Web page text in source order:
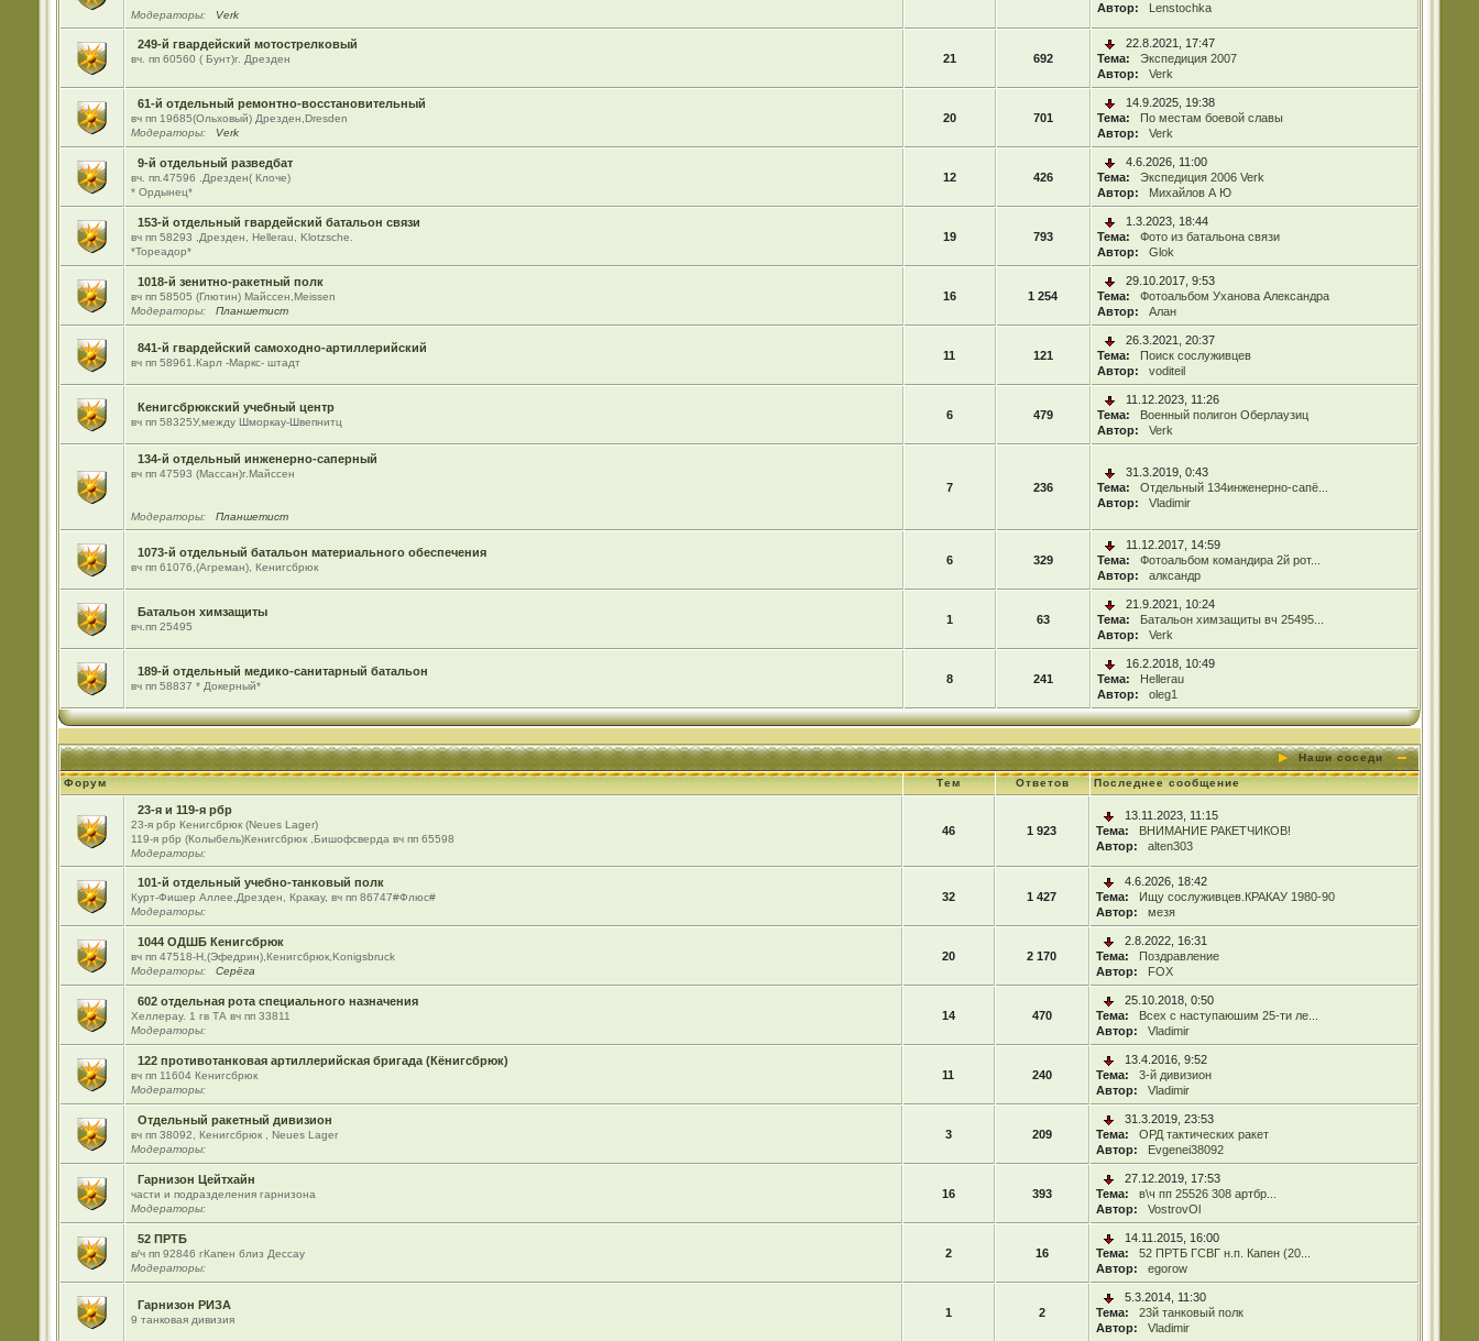
Модераторы: Verk
Автор:
Lenstochka
249-й гвардейский мотострелковый
вч. пп 60560 ( Бунт)г. Дрезден 21 692
22.8.2021, 17:47
Тема:
Экспедиция 2007
Автор:
Verk
61-й отдельный ремонтно-восстановительный
вч пп 19685(Ольховый) Дрезден,Dresden
Модераторы:
Verk
20 701
14.9.2025, 19:38
Тема:
По местам боевой славы
Автор:
Verk
9-й отдельный разведбат
вч. пп.47596 .Дрезден( Клоче)
* Ордынец*
12 426
4.6.2026, 11:00
Тема:
Экспедиция 2006 Verk
Автор:
Михайлов А Ю
153-й отдельный гвардейский батальон связи
вч пп 58293 ,Дрезден, Hellerau, Klotzsche.
*Тореадор*
19 793
1.3.2023, 18:44
Тема:
Фото из батальона связи
Автор:
Glok
1018-й зенитно-ракетный полк
вч пп 58505 (Глютин) Майсcен,Meissen
Модераторы:
Планшетист
16 1 254
29.10.2017, 9:53
Тема:
Фотоальбом Уханова Александра
Автор:
Алан
841-й гвардейский самоходно-артиллерийский
вч пп 58961.Карл -Маркс- штадт
11 121
26.3.2021, 20:37
Тема:
Поиск сослуживцев
Автор:
voditeil
Кенигсбрюкский учебный центр
вч пп 58325У,между Шморкау-Швепнитц
6 479
11.12.2023, 11:26
Тема:
Военный полигон Оберлаузиц
Автор:
Verk
134-й отдельный инженерно-саперный
вч пп 47593 (Массан)г.Майссен
Модераторы: Планшетист
7 236
31.3.2019, 0:43
Тема:
Отдельный 134инженерно-сапё...
Автор:
Vladimir
1073-й отдельный батальон материального обеспечения
вч пп 61076,(Агреман), Кенигсбрюк
6 329
11.12.2017, 14:59
Тема:
Фотоальбом командира 2й рот...
Автор:
алксандр
Батальон химзащиты
вч.пп 25495
1 63
21.9.2021, 10:24
Тема:
Батальон химзащиты вч 25495...
Автор:
Verk
189-й отдельный медико-санитарный батальон
вч пп 58837 * Докерный*
8 241
16.2.2018, 10:49
Тема:
Hellerau
Автор:
oleg1
Наши соседи
Форум Тем Ответов Последнее сообщение
23-я и 119-я рбр
23-я рбр Кенигсбрюк (Neues Lager)
119-я рбр (Колыбель)Кенигсбрюк ,Бишофсверда вч пп 65598
Модераторы:
46 1 923
13.11.2023, 11:15
Тема:
ВНИМАНИЕ РАКЕТЧИКОВ!
Автор:
alten303
101-й отдельный учебно-танковый полк
Курт-Фишер Аллее,Дрезден, Кракау, вч пп 86747#Флюс#
Модераторы:
32 1 427
4.6.2026, 18:42
Тема:
Ищу сослуживцев.КРАКАУ 1980-90
Автор:
мезя
1044 ОДШБ Кенигсбрюк
вч пп 47518-Н,(Эфедрин),Кенигсбрюк,Konigsbruck
Модераторы:
Серёга
20 2 170
2.8.2022, 16:31
Тема:
Поздравление
Автор:
FOX
602 отдельная рота специального назначения
Хеллерау. 1 гв ТА вч пп 33811
Модераторы:
14 470
25.10.2018, 0:50
Тема:
Всех с наступаюшим 25-ти ле...
Автор:
Vladimir
122 противотанковая артиллерийская бригада (Кёнигсбрюк)
вч пп 11604 Кенигсбрюк
Модераторы:
11 240
13.4.2016, 9:52
Тема:
3-й дивизион
Автор:
Vladimir
Отдельный ракетный дивизион
вч пп 38092, Кенигсбрюк , Neues Lager
Модераторы:
3 209
31.3.2019, 23:53
Тема:
ОРД тактических ракет
Автор:
Evgenei38092
Гарнизон Цейтхайн
части и подразделения гарнизона
Модераторы:
16 393
27.12.2019, 17:53
Тема:
в\ч пп 25526 308 артбр...
Автор:
VostrovOl
52 ПРТБ
в/ч пп 92846 гКапен близ Дессау
Модераторы:
2 16
14.11.2015, 16:00
Тема:
52 ПРТБ ГСВГ н.п. Капен (20...
Автор:
egorow
Гарнизон РИЗА
9 танковая дивизия
1 2
5.3.2014, 11:30
Тема:
23й танковый полк
Автор:
Vladimir